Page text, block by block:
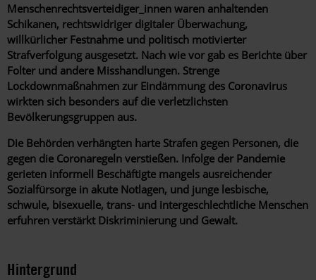
Menschenrechtsverteidiger_innen waren anhaltenden
Schikanen, rechtswidriger digitaler Überwachung,
willkürlicher Festnahme und politisch motivierter
Strafverfolgung ausgesetzt. Nach wie vor gab es Berichte über
Folter und andere Misshandlungen. Strenge
Lockdownmaßnahmen zur Eindämmung des Coronavirus
wirkten sich besonders auf die verletzlichsten
Bevölkerungsgruppen aus.
Die Behörden verhängten harte Strafen gegen Personen, die
gegen die Coronaregeln verstießen. Infolge der Pandemie
gerieten informell Beschäftigte mangels ausreichender
Sozialfürsorge in akute Notlagen, und junge lesbische,
schwule, bisexuelle, trans- und intergeschlechtliche Menschen
erfuhren verstärkt Diskriminierung und Gewalt.
Hintergrund